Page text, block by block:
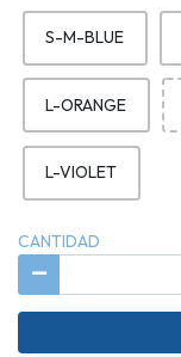
S-M-BLUE
L-ORANGE
L-VIOLET
CANTIDAD